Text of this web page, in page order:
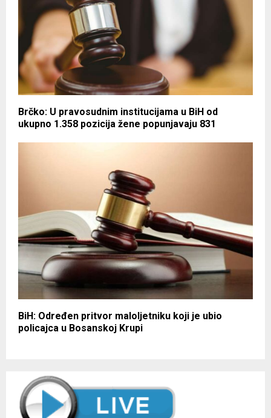
Brčko: U pravosudnim institucijama u BiH od
ukupno 1.358 pozicija žene popunjavaju 831
BiH: Određen pritvor maloljetniku koji je ubio
policajca u Bosanskoj Krupi